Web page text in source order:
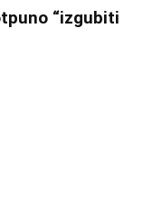
“izgubiti